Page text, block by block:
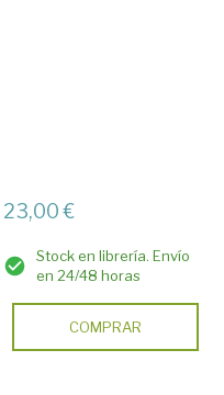
23,00 €
Stock en librería. Envío
en 24/48 horas
COMPRAR